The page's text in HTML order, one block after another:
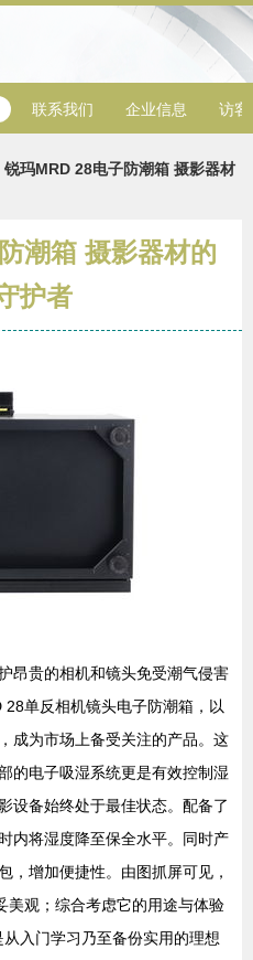
联系我们 企业信息 访客
锐玛MRD 28电子防潮箱 摄影器材
潮箱 摄影器材的
护者
昂贵的相机和镜头免受潮气侵害
单反相机镜头电子防潮箱，以
成为市场上备受关注的产品。这
的电子吸湿系统更是有效控制湿
设备始终处于最佳状态。配备了
内将湿度降至保全水平。同时产
，增加便捷性。由图抓屏可见，
美观；综合考虑它的用途与体验
入门学习乃至备份实用的理想